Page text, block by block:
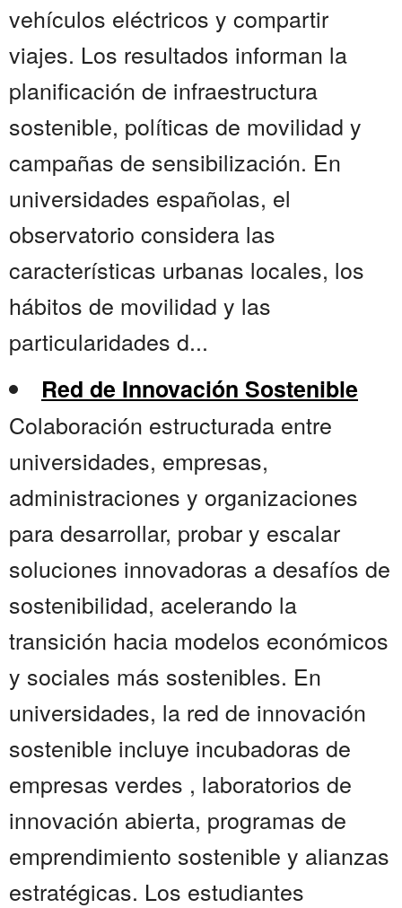
vehículos eléctricos y compartir
viajes. Los resultados informan la
planificación de infraestructura
sostenible, políticas de movilidad y
campañas de sensibilización. En
universidades españolas, el
observatorio considera las
características urbanas locales, los
hábitos de movilidad y las
particularidades d...
Red de Innovación Sostenible
Colaboración estructurada entre
universidades, empresas,
administraciones y organizaciones
para desarrollar, probar y escalar
soluciones innovadoras a desafíos de
sostenibilidad, acelerando la
transición hacia modelos económicos
y sociales más sostenibles. En
universidades, la red de innovación
sostenible incluye incubadoras de
empresas verdes , laboratorios de
innovación abierta, programas de
emprendimiento sostenible y alianzas
estratégicas. Los estudiantes